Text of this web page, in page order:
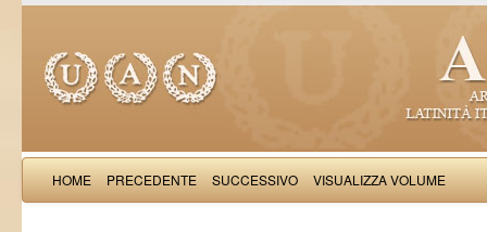
HOME PRECEDENTE SUCCESSIVO VISUALIZZA VOLUME